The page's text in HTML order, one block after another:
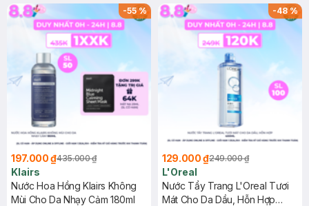
-55%
197.000 ₫435.000 ₫
Klairs
Nước Hoa Hồng Klairs Không
Mùi Cho Da Nhạy Cảm 180ml
-48%
129.000 ₫249.000 ₫
L'Oreal
Nước Tẩy Trang L'Oreal Tươi
Mát Cho Da Dầu, Hỗn Hợp